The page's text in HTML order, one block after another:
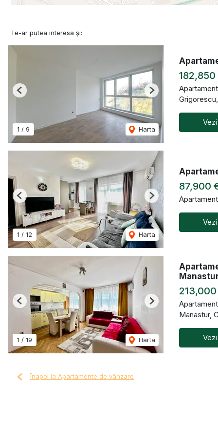
Te-ar putea interesa și:
1 / 9 Harta
Previous Next
182,850
1 / 12 Harta
Previous Next
87,900
1 / 19 Harta
Previous Next
Manastur,
Înapoi la Apartamente de vânzare